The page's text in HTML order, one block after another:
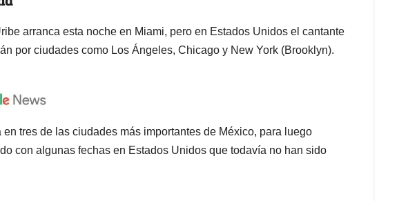
arranca esta noche en Miami, pero en Estados Unidos el cantante
por ciudades como Los Ángeles, Chicago y New York (Brooklyn).
tres de las ciudades más importantes de México, para luego
con algunas fechas en Estados Unidos que todavía no han sido